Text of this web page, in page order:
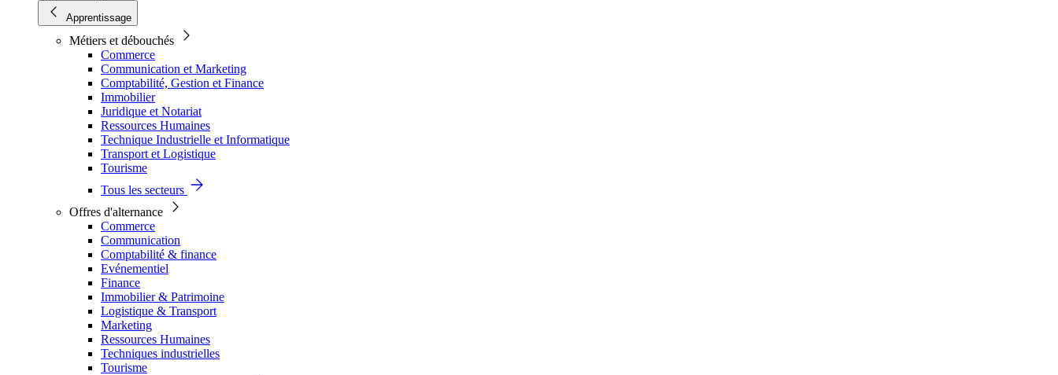
Apprentissage
Métiers et débouchés
Commerce
Communication et Marketing
Comptabilité, Gestion et Finance
Immobilier
Juridique et Notariat
Ressources Humaines
Technique Industrielle et Informatique
Transport et Logistique
Tourisme
Tous les secteurs
Offres d'alternance
Commerce
Communication
Comptabilité & finance
Evénementiel
Finance
Immobilier & Patrimoine
Logistique & Transport
Marketing
Ressources Humaines
Techniques industrielles
Tourisme